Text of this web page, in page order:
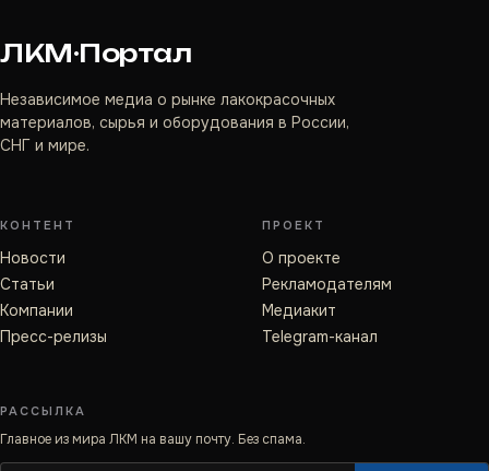
ЛКМ·Портал
Независимое медиа о рынке лакокрасочных
материалов, сырья и оборудования в России,
СНГ и мире.
КОНТЕНТ
Новости
Статьи
Компании
Пресс-релизы
ПРОЕКТ
О проекте
Рекламодателям
Медиакит
Telegram-канал
РАССЫЛКА
Главное из мира ЛКМ на вашу почту. Без спама.